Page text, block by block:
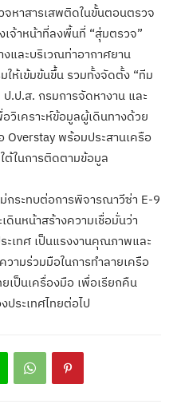
จหาสารเสพติดในขั้นตอนตรวจ
จ้าหน้าที่ลงพื้นที่ “สุ่มตรวจ”
และบริเวณท่าอากาศยาน
ห้เข้มข้นขึ้น รวมทั้งจัดตั้ง “ทีม
.ป.ส. กรมการจัดหางาน และ
วิเคราะห์ข้อมูลผู้เดินทางด้วย
Overstay พร้อมประสานเครือ
ต้ในการติดตามข้อมูล
กระทบต่อการพิจารณาวีซ่า E-9
ดินหน้าสร้างความเชื่อมั่นว่า
ะเทศ เป็นแรงงานคุณภาพและ
ามร่วมมือในการทำลายเครือ
เป็นเครื่องมือ เพื่อเรียกคืน
ระเทศไทยต่อไป